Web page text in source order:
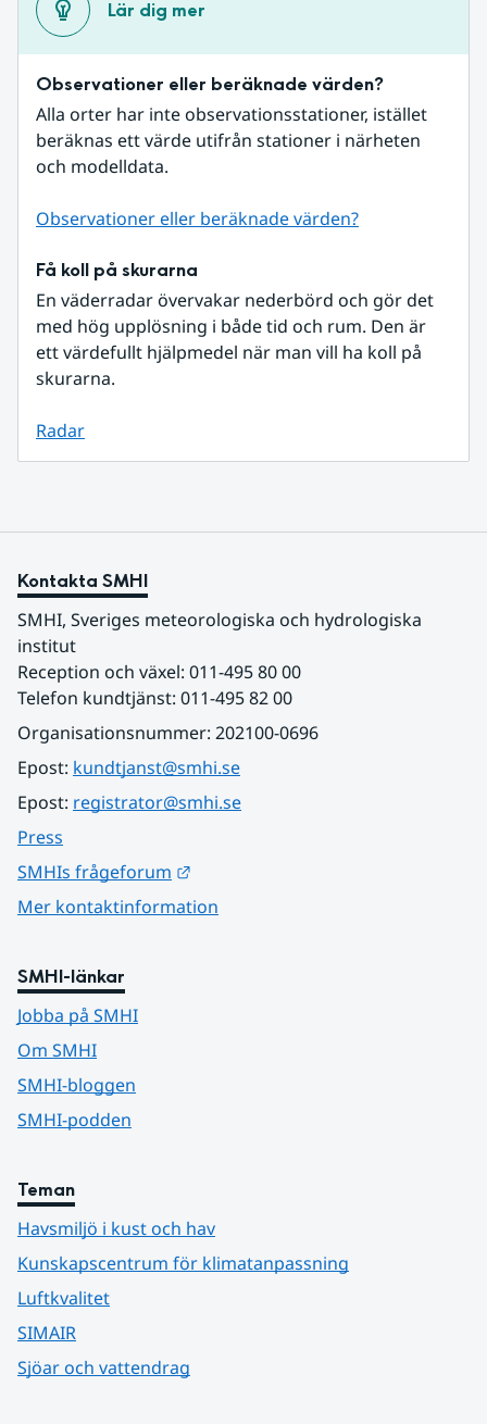
Lär dig mer
Observationer eller beräknade värden?
Alla orter har inte observationsstationer, istället
beräknas ett värde utifrån stationer i närheten
och modelldata.
Observationer eller beräknade värden?
Få koll på skurarna
En väderradar övervakar nederbörd och gör det
med hög upplösning i både tid och rum. Den är
ett värdefullt hjälpmedel när man vill ha koll på
skurarna.
Radar
Kontakta SMHI
SMHI, Sveriges meteorologiska och hydrologiska
institut
Reception och växel: 011-495 80 00
Telefon kundtjänst: 011-495 82 00
Organisationsnummer: 202100-0696
Epost: kundtjanst@smhi.se
Epost: registrator@smhi.se
Press
SMHIs frågeforum
Mer kontaktinformation
SMHI-länkar
Jobba på SMHI
Om SMHI
SMHI-bloggen
SMHI-podden
Teman
Havsmiljö i kust och hav
Kunskapscentrum för klimatanpassning
Luftkvalitet
SIMAIR
Sjöar och vattendrag